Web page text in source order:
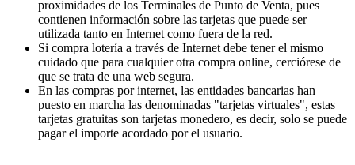
proximidades de los Terminales de Punto de Venta, pues
contienen información sobre las tarjetas que puede ser
utilizada tanto en Internet como fuera de la red.
Si compra lotería a través de Internet debe tener el mismo
cuidado que para cualquier otra compra online, cerciórese de
que se trata de una web segura.
En las compras por internet, las entidades bancarias han
puesto en marcha las denominadas "tarjetas virtuales", estas
tarjetas gratuitas son tarjetas monedero, es decir, solo se puede
pagar el importe acordado por el usuario.